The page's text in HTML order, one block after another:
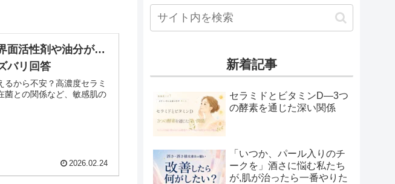
面活性剤や油分が…
バリ回答
から不安？高濃度セラミ
菌との関係など、敏感肌の
2026.02.24
新着記事
セラミドとビタミンD―3つ
の酵素を通じた深い関係
「いつか、パール入りのチ
ークを」酒さに悩む私たち
が,肌が治ったら一番やりた